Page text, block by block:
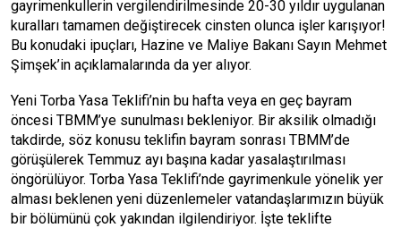
gayrimenkullerin vergilendirilmesinde 20-30 yıldır uygulanan
kuralları tamamen değiştirecek cinsten olunca işler karışıyor!
Bu konudaki ipuçları, Hazine ve Maliye Bakanı Sayın Mehmet
Şimşek’in açıklamalarında da yer alıyor.
Yeni Torba Yasa Teklifi’nin bu hafta veya en geç bayram
öncesi TBMM’ye sunulması bekleniyor. Bir aksilik olmadığı
takdirde, söz konusu teklifin bayram sonrası TBMM’de
görüşülerek Temmuz ayı başına kadar yasalaştırılması
öngörülüyor. Torba Yasa Teklifi’nde gayrimenkule yönelik yer
alması beklenen yeni düzenlemeler vatandaşlarımızın büyük
bir bölümünü çok yakından ilgilendiriyor. İşte teklifte